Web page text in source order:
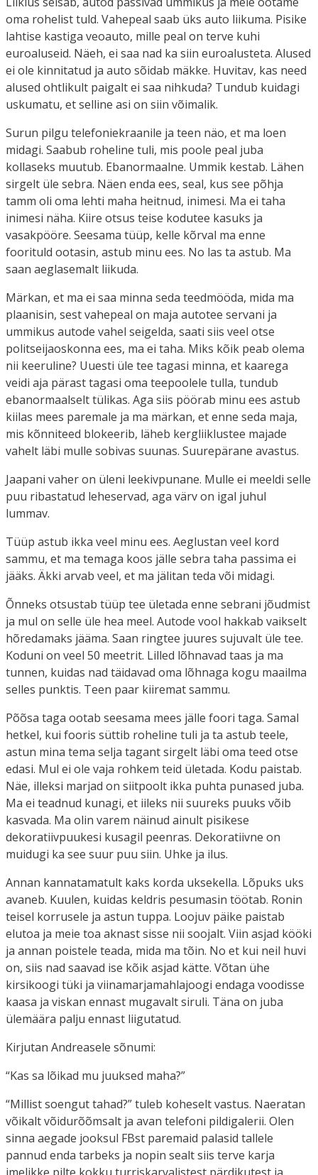
oma rohelist tuld. Vahepeal saab üks auto liikuma. Pisike
lahtise kastiga veoauto, mille peal on terve kuhi
euroaluseid. Näeh, ei saa nad ka siin euroalusteta. Alused
ei ole kinnitatud ja auto sõidab mäkke. Huvitav, kas need
alused ohtlikult paigalt ei saa nihkuda? Tundub kuidagi
uskumatu, et selline asi on siin võimalik.
Surun pilgu telefoniekraanile ja teen näo, et ma loen
midagi. Saabub roheline tuli, mis poole peal juba
kollaseks muutub. Ebanormaalne. Ummik kestab. Lähen
sirgelt üle sebra. Näen enda ees, seal, kus see põhja
tamm oli oma lehti maha heitnud, inimesi. Ma ei taha
inimesi näha. Kiire otsus teise kodutee kasuks ja
vasakpööre. Seesama tüüp, kelle kõrval ma enne
foorituld ootasin, astub minu ees. No las ta astub. Ma
saan aeglasemalt liikuda.
Märkan, et ma ei saa minna seda teedmööda, mida ma
plaanisin, sest vahepeal on maja autotee servani ja
ummikus autode vahel seigelda, saati siis veel otse
politseijaoskonna ees, ma ei taha. Miks kõik peab olema
nii keeruline? Uuesti üle tee tagasi minna, et kaarega
veidi aja pärast tagasi oma teepoolele tulla, tundub
ebanormaalselt tülikas. Aga siis pöörab minu ees astub
kiilas mees paremale ja ma märkan, et enne seda maja,
mis kõnniteed blokeerib, läheb kergliiklustee majade
vahelt läbi mulle sobivas suunas. Suurepärane avastus.
Jaapani vaher on üleni leekivpunane. Mulle ei meeldi selle
puu ribastatud leheservad, aga värv on igal juhul
lummav.
Tüüp astub ikka veel minu ees. Aeglustan veel kord
sammu, et ma temaga koos jälle sebra taha passima ei
jääks. Äkki arvab veel, et ma jälitan teda või midagi.
Õnneks otsustab tüüp tee ületada enne sebrani jõudmist
ja mul on selle üle hea meel. Autode vool hakkab vaikselt
hõredamaks jääma. Saan ringtee juures sujuvalt üle tee.
Koduni on veel 50 meetrit. Lilled lõhnavad taas ja ma
tunnen, kuidas nad täidavad oma lõhnaga kogu maailma
selles punktis. Teen paar kiiremat sammu.
Põõsa taga ootab seesama mees jälle foori taga. Samal
hetkel, kui fooris süttib roheline tuli ja ta astub teele,
astun mina tema selja tagant sirgelt läbi oma teed otse
edasi. Mul ei ole vaja rohkem teid ületada. Kodu paistab.
Näe, illeksi marjad on siitpoolt ikka puhta punased juba.
Ma ei teadnud kunagi, et iileks nii suureks puuks võib
kasvada. Ma olin varem näinud ainult pisikese
dekoratiivpuukesi kusagil peenras. Dekoratiivne on
muidugi ka see suur puu siin. Uhke ja ilus.
Annan kannatamatult kaks korda uksekella. Lõpuks uks
avaneb. Kuulen, kuidas keldris pesumasin töötab. Ronin
teisel korrusele ja astun tuppa. Loojuv päike paistab
elutoa ja meie toa aknast sisse nii soojalt. Viin asjad kööki
ja annan poistele teada, mida ma tõin. No et kui neil huvi
on, siis nad saavad ise kõik asjad kätte. Võtan ühe
kirsikoogi tüki ja viinamarjamahlajoogi endaga voodisse
kaasa ja viskan ennast mugavalt siruli. Täna on juba
ülemäära palju ennast liigutatud.
Kirjutan Andreasele sõnumi:
“Kas sa lõikad mu juuksed maha?”
“Millist soengut tahad?” tuleb koheselt vastus. Naeratan
võikalt võidurõõmsalt ja avan telefoni pildigalerii. Olen
sinna aegade jooksul FBst paremaid palasid tallele
pannud enda tarbeks ja nopin sealt siis terve karja